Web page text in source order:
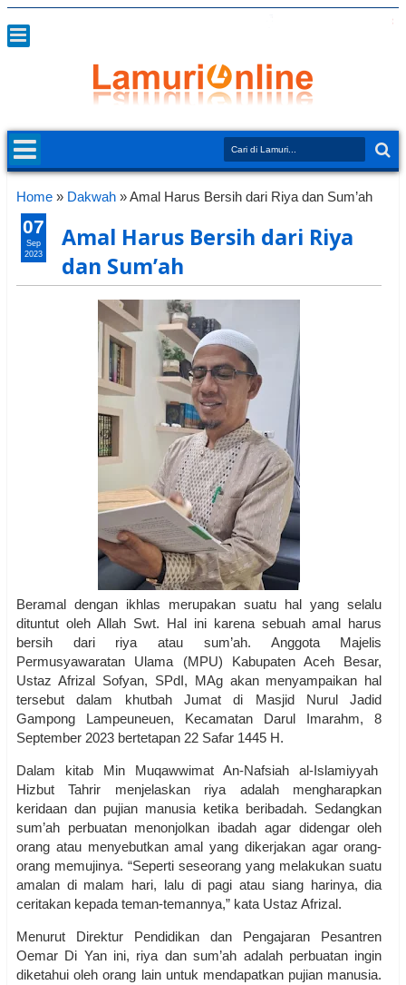
Home » Dakwah »Amal Harus Bersih dari Riya dan Sum’ah
Amal Harus Bersih dari Riya
dan Sum’ah
Beramal dengan ikhlas merupakan suatu hal yang selalu
dituntut oleh Allah Swt. Hal ini karena sebuah amal harus
bersih dari riya atau sum’ah. Anggota Majelis
Permusyawaratan Ulama (MPU) Kabupaten Aceh Besar,
Ustaz Afrizal Sofyan, SPdI, MAg akan menyampaikan hal
tersebut dalam khutbah Jumat di Masjid Nurul Jadid
Gampong Lampeuneuen, Kecamatan Darul Imarahm, 8
September 2023 bertetapan 22 Safar 1445 H.
Dalam kitab Min Muqawwimat An-Nafsiah al-Islamiyyah
Hizbut Tahrir menjelaskan riya adalah mengharapkan
keridaan dan pujian manusia ketika beribadah. Sedangkan
sum’ah perbuatan menonjolkan ibadah agar didengar oleh
orang atau menyebutkan amal yang dikerjakan agar orang-
orang memujinya. “Seperti seseorang yang melakukan suatu
amalan di malam hari, lalu di pagi atau siang harinya, dia
ceritakan kepada teman-temannya,” kata Ustaz Afrizal.
Menurut Direktur Pendidikan dan Pengajaran Pesantren
Oemar Di Yan ini, riya dan sum’ah adalah perbuatan ingin
diketahui oleh orang lain untuk mendapatkan pujian manusia.
07
Sep
2023